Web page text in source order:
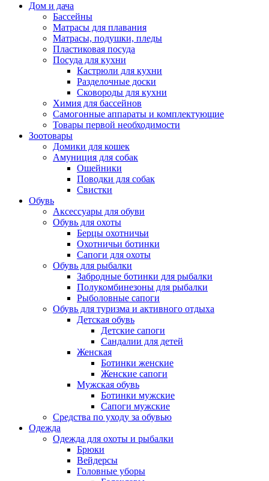
Дом и дача
Бассейны
Матрасы для плавания
Матрасы, подушки, пледы
Пластиковая посуда
Посуда для кухни
Кастрюли для кухни
Разделочные доски
Сковороды для кухни
Химия для бассейнов
Самогонные аппараты и комплектующие
Товары первой необходимости
Зоотовары
Домики для кошек
Амуниция для собак
Ошейники
Поводки для собак
Свистки
Обувь
Аксессуары для обуви
Обувь для охоты
Берцы охотничьи
Охотничьи ботинки
Сапоги для охоты
Обувь для рыбалки
Забродные ботинки для рыбалки
Полукомбинезоны для рыбалки
Рыболовные сапоги
Обувь для туризма и активного отдыха
Детская обувь
Детские сапоги
Сандалии для детей
Женская
Ботинки женские
Женские сапоги
Мужская обувь
Ботинки мужские
Сапоги мужские
Средства по уходу за обувью
Одежда
Одежда для охоты и рыбалки
Брюки
Вейдерсы
Головные уборы